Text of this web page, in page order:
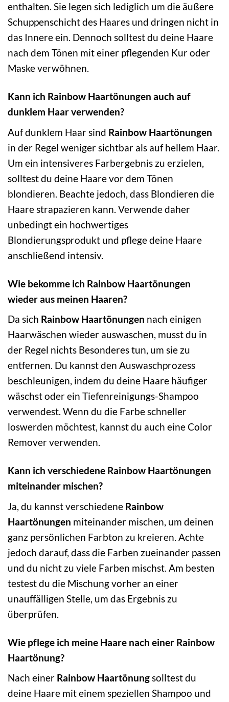
enthalten. Sie legen sich lediglich um die äußere
Schuppenschicht des Haares und dringen nicht in
das Innere ein. Dennoch solltest du deine Haare
nach dem Tönen mit einer pflegenden Kur oder
Maske verwöhnen.
Kann ich Rainbow Haartönungen auch auf
dunklem Haar verwenden?
Auf dunklem Haar sind Rainbow Haartönungen
in der Regel weniger sichtbar als auf hellem Haar.
Um ein intensiveres Farbergebnis zu erzielen,
solltest du deine Haare vor dem Tönen
blondieren. Beachte jedoch, dass Blondieren die
Haare strapazieren kann. Verwende daher
unbedingt ein hochwertiges
Blondierungsprodukt und pflege deine Haare
anschließend intensiv.
Wie bekomme ich Rainbow Haartönungen
wieder aus meinen Haaren?
Da sich Rainbow Haartönungen nach einigen
Haarwäschen wieder auswaschen, musst du in
der Regel nichts Besonderes tun, um sie zu
entfernen. Du kannst den Auswaschprozess
beschleunigen, indem du deine Haare häufiger
wäschst oder ein Tiefenreinigungs-Shampoo
verwendest. Wenn du die Farbe schneller
loswerden möchtest, kannst du auch eine Color
Remover verwenden.
Kann ich verschiedene Rainbow Haartönungen
miteinander mischen?
Ja, du kannst verschiedene Rainbow
Haartönungen miteinander mischen, um deinen
ganz persönlichen Farbton zu kreieren. Achte
jedoch darauf, dass die Farben zueinander passen
und du nicht zu viele Farben mischst. Am besten
testest du die Mischung vorher an einer
unauffälligen Stelle, um das Ergebnis zu
überprüfen.
Wie pflege ich meine Haare nach einer Rainbow
Haartönung?
Nach einer Rainbow Haartönungsolltest du
deine Haare mit einem speziellen Shampoo und